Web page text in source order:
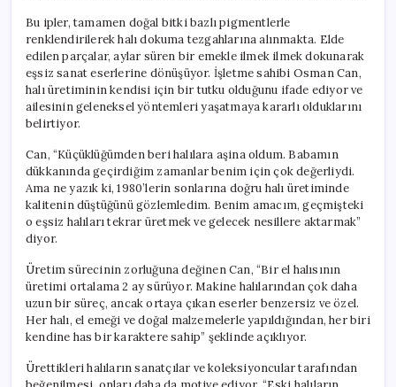
Bu ipler, tamamen doğal bitki bazlı pigmentlerle
renklendirilerek halı dokuma tezgahlarına alınmakta. Elde
edilen parçalar, aylar süren bir emekle ilmek ilmek dokunarak
eşsiz sanat eserlerine dönüşüyor. İşletme sahibi Osman Can,
halı üretiminin kendisi için bir tutku olduğunu ifade ediyor ve
ailesinin geleneksel yöntemleri yaşatmaya kararlı olduklarını
belirtiyor.
Can, “Küçüklüğümden beri halılara aşina oldum. Babamın
dükkanında geçirdiğim zamanlar benim için çok değerliydi.
Ama ne yazık ki, 1980’lerin sonlarına doğru halı üretiminde
kalitenin düştüğünü gözlemledim. Benim amacım, geçmişteki
o eşsiz halıları tekrar üretmek ve gelecek nesillere aktarmak”
diyor.
Üretim sürecinin zorluğuna değinen Can, “Bir el halısının
üretimi ortalama 2 ay sürüyor. Makine halılarından çok daha
uzun bir süreç, ancak ortaya çıkan eserler benzersiz ve özel.
Her halı, el emeği ve doğal malzemelerle yapıldığından, her biri
kendine has bir karaktere sahip” şeklinde açıklıyor.
Ürettikleri halıların sanatçılar ve koleksiyoncular tarafından